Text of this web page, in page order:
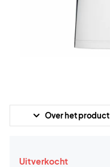
Over het product
Uitverkocht